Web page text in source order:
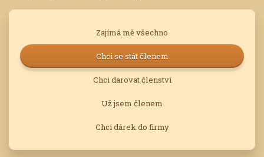
Zajímá mě všechno
Chci se stát členem
Chci darovat členství
Už jsem členem
Chci dárek do firmy